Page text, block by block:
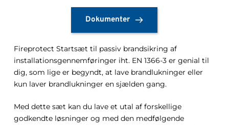
Dokumenter
Fireprotect Startsæt til passiv brandsikring af
installationsgennemføringer iht. EN 1366-3 er genial til
dig, som lige er begyndt, at lave brandlukninger eller
kun laver brandlukninger en sjælden gang.
Med dette sæt kan du lave et utal af forskellige
godkendte løsninger og med den medfølgende